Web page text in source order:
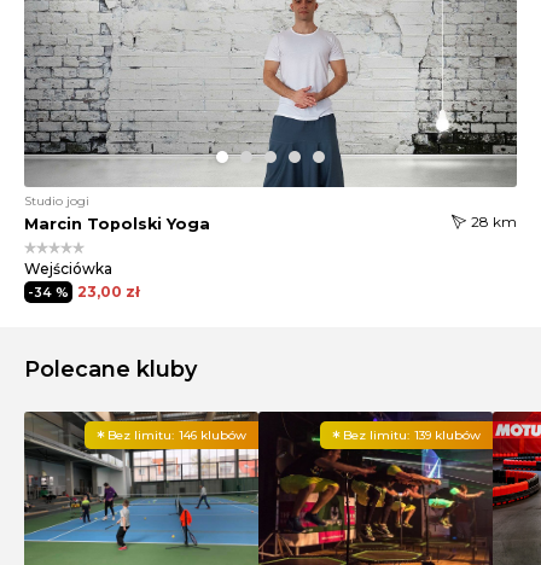
Studio jogi
Marcin Topolski Yoga 28 km
Wejściówka
-34 % 23,00 zł
Polecane kluby
Bez limitu: 146 klubów Bez limitu: 139 klubów